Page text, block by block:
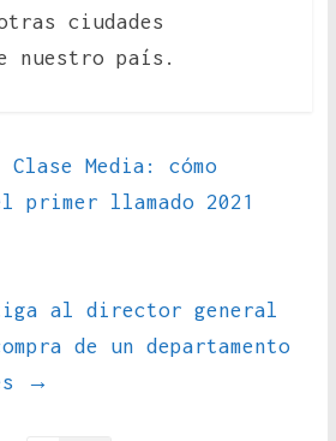
ciudades
nuestro país.
Clase Media: cómo
primer llamado 2021
al director general
de un departamento
→